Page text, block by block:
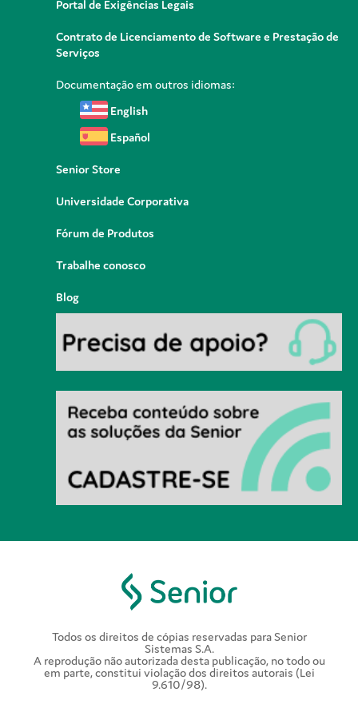
Portal de Exigências Legais
Contrato de Licenciamento de Software e Prestação de
Serviços
Documentação em outros idiomas:
English
Español
Senior Store
Universidade Corporativa
Fórum de Produtos
Trabalhe conosco
Blog
Todos os direitos de cópias reservadas para Senior
Sistemas S.A.
A reprodução não autorizada desta publicação, no todo ou
em parte, constitui violação dos direitos autorais (Lei
9.610/98).